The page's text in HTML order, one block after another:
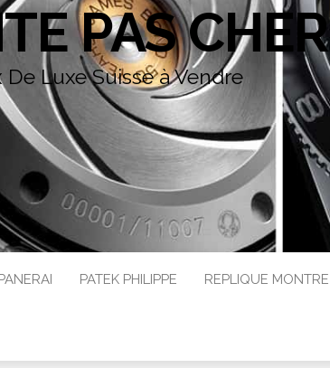
PAS CHER
Luxe Suisse à Vendre
PATEK PHILIPPE REPLIQUE MONTRE